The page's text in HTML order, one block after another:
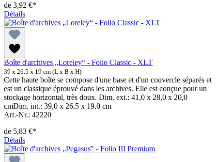
de 3,92 €*
Détails
Boîte d'archives „Loreley“ - Folio Classic - XLT
39 x 26.5 x 19 cm (L x B x H)
Cette haute boîte se compose d'une base et d'un couvercle séparés et
est un classique éprouvé dans les archives. Elle est conçue pour un
stockage horizontal, très doux. Dim. ext.: 41,0 x 28,0 x 20,0
cmDim. int.: 39,0 x 26,5 x 19,0 cm
Art.-Nr.: 42220
de 5,83 €*
Détails